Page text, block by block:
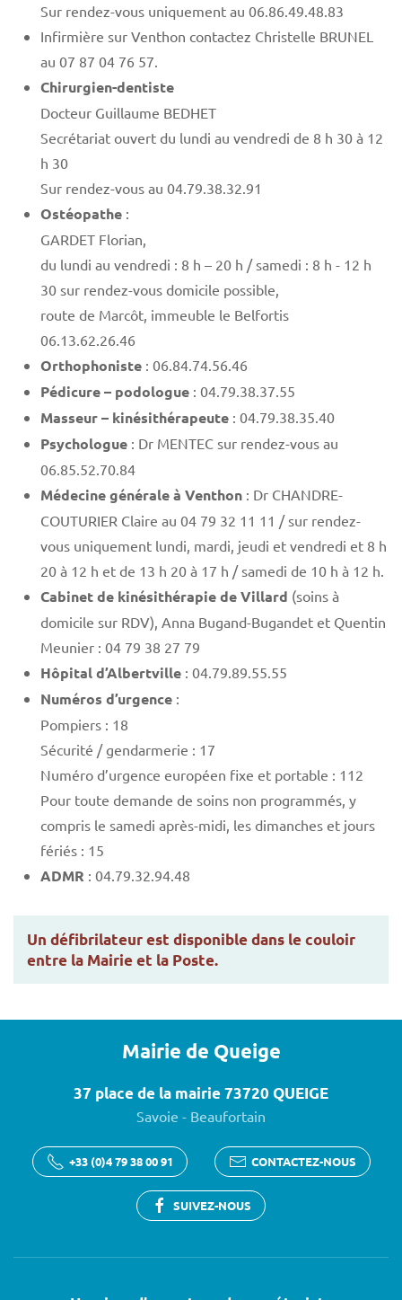
Sur rendez-vous uniquement au 06.86.49.48.83
Infirmière sur Venthon contactez Christelle BRUNEL
au 07 87 04 76 57.
Chirurgien-dentiste
Docteur Guillaume BEDHET
Secrétariat ouvert du lundi au vendredi de 8 h 30 à 12
h 30
Sur rendez-vous au 04.79.38.32.91
Ostéopathe :
GARDET Florian,
du lundi au vendredi : 8 h – 20 h / samedi : 8 h - 12 h
30 sur rendez-vous domicile possible,
route de Marcôt, immeuble le Belfortis
06.13.62.26.46
Orthophoniste : 06.84.74.56.46
Pédicure – podologue : 04.79.38.37.55
Masseur – kinésithérapeute : 04.79.38.35.40
Psychologue : Dr MENTEC sur rendez-vous au
06.85.52.70.84
Médecine générale à Venthon : Dr CHANDRE-
COUTURIER Claire au 04 79 32 11 11 / sur rendez-
vous uniquement lundi, mardi, jeudi et vendredi et 8 h
20 à 12 h et de 13 h 20 à 17 h / samedi de 10 h à 12 h.
Cabinet de kinésithérapie de Villard (soins à
domicile sur RDV), Anna Bugand-Bugandet et Quentin
Meunier : 04 79 38 27 79
Hôpital d’Albertville : 04.79.89.55.55
Numéros d’urgence :
Pompiers : 18
Sécurité / gendarmerie : 17
Numéro d’urgence européen fixe et portable : 112
Pour toute demande de soins non programmés, y
compris le samedi après-midi, les dimanches et jours
fériés : 15
ADMR : 04.79.32.94.48
Un défibrilateur est disponible dans le couloir
entre la Mairie et la Poste.
Mairie de Queige
37 place de la mairie 73720 QUEIGE
Savoie - Beaufortain
+33 (0)4 79 38 00 91 CONTACTEZ-NOUS
SUIVEZ-NOUS